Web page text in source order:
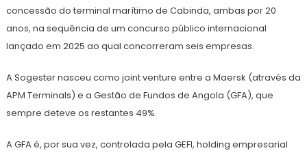
concessão do terminal marítimo de Cabinda, ambas por 20
anos, na sequência de um concurso público internacional
lançado em 2025 ao qual concorreram seis empresas.
A Sogester nasceu como joint venture entre a Maersk (através da
APM Terminals) e a Gestão de Fundos de Angola (GFA), que
sempre deteve os restantes 49%.
A GFA é, por sua vez, controlada pela GEFI, holding empresarial